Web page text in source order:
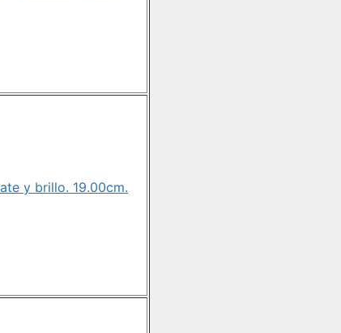
y brillo. 19.00cm.